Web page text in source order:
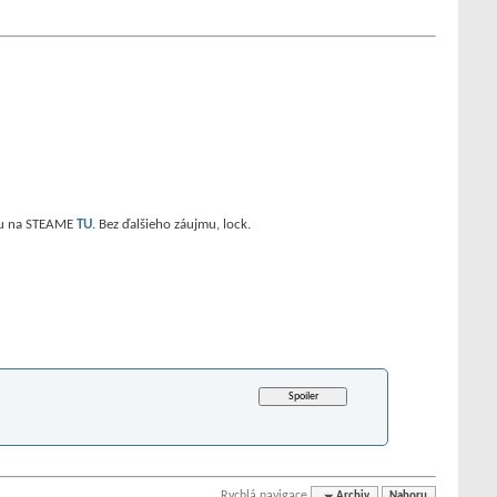
STEAME TU. Bez ďalšieho záujmu, lock.